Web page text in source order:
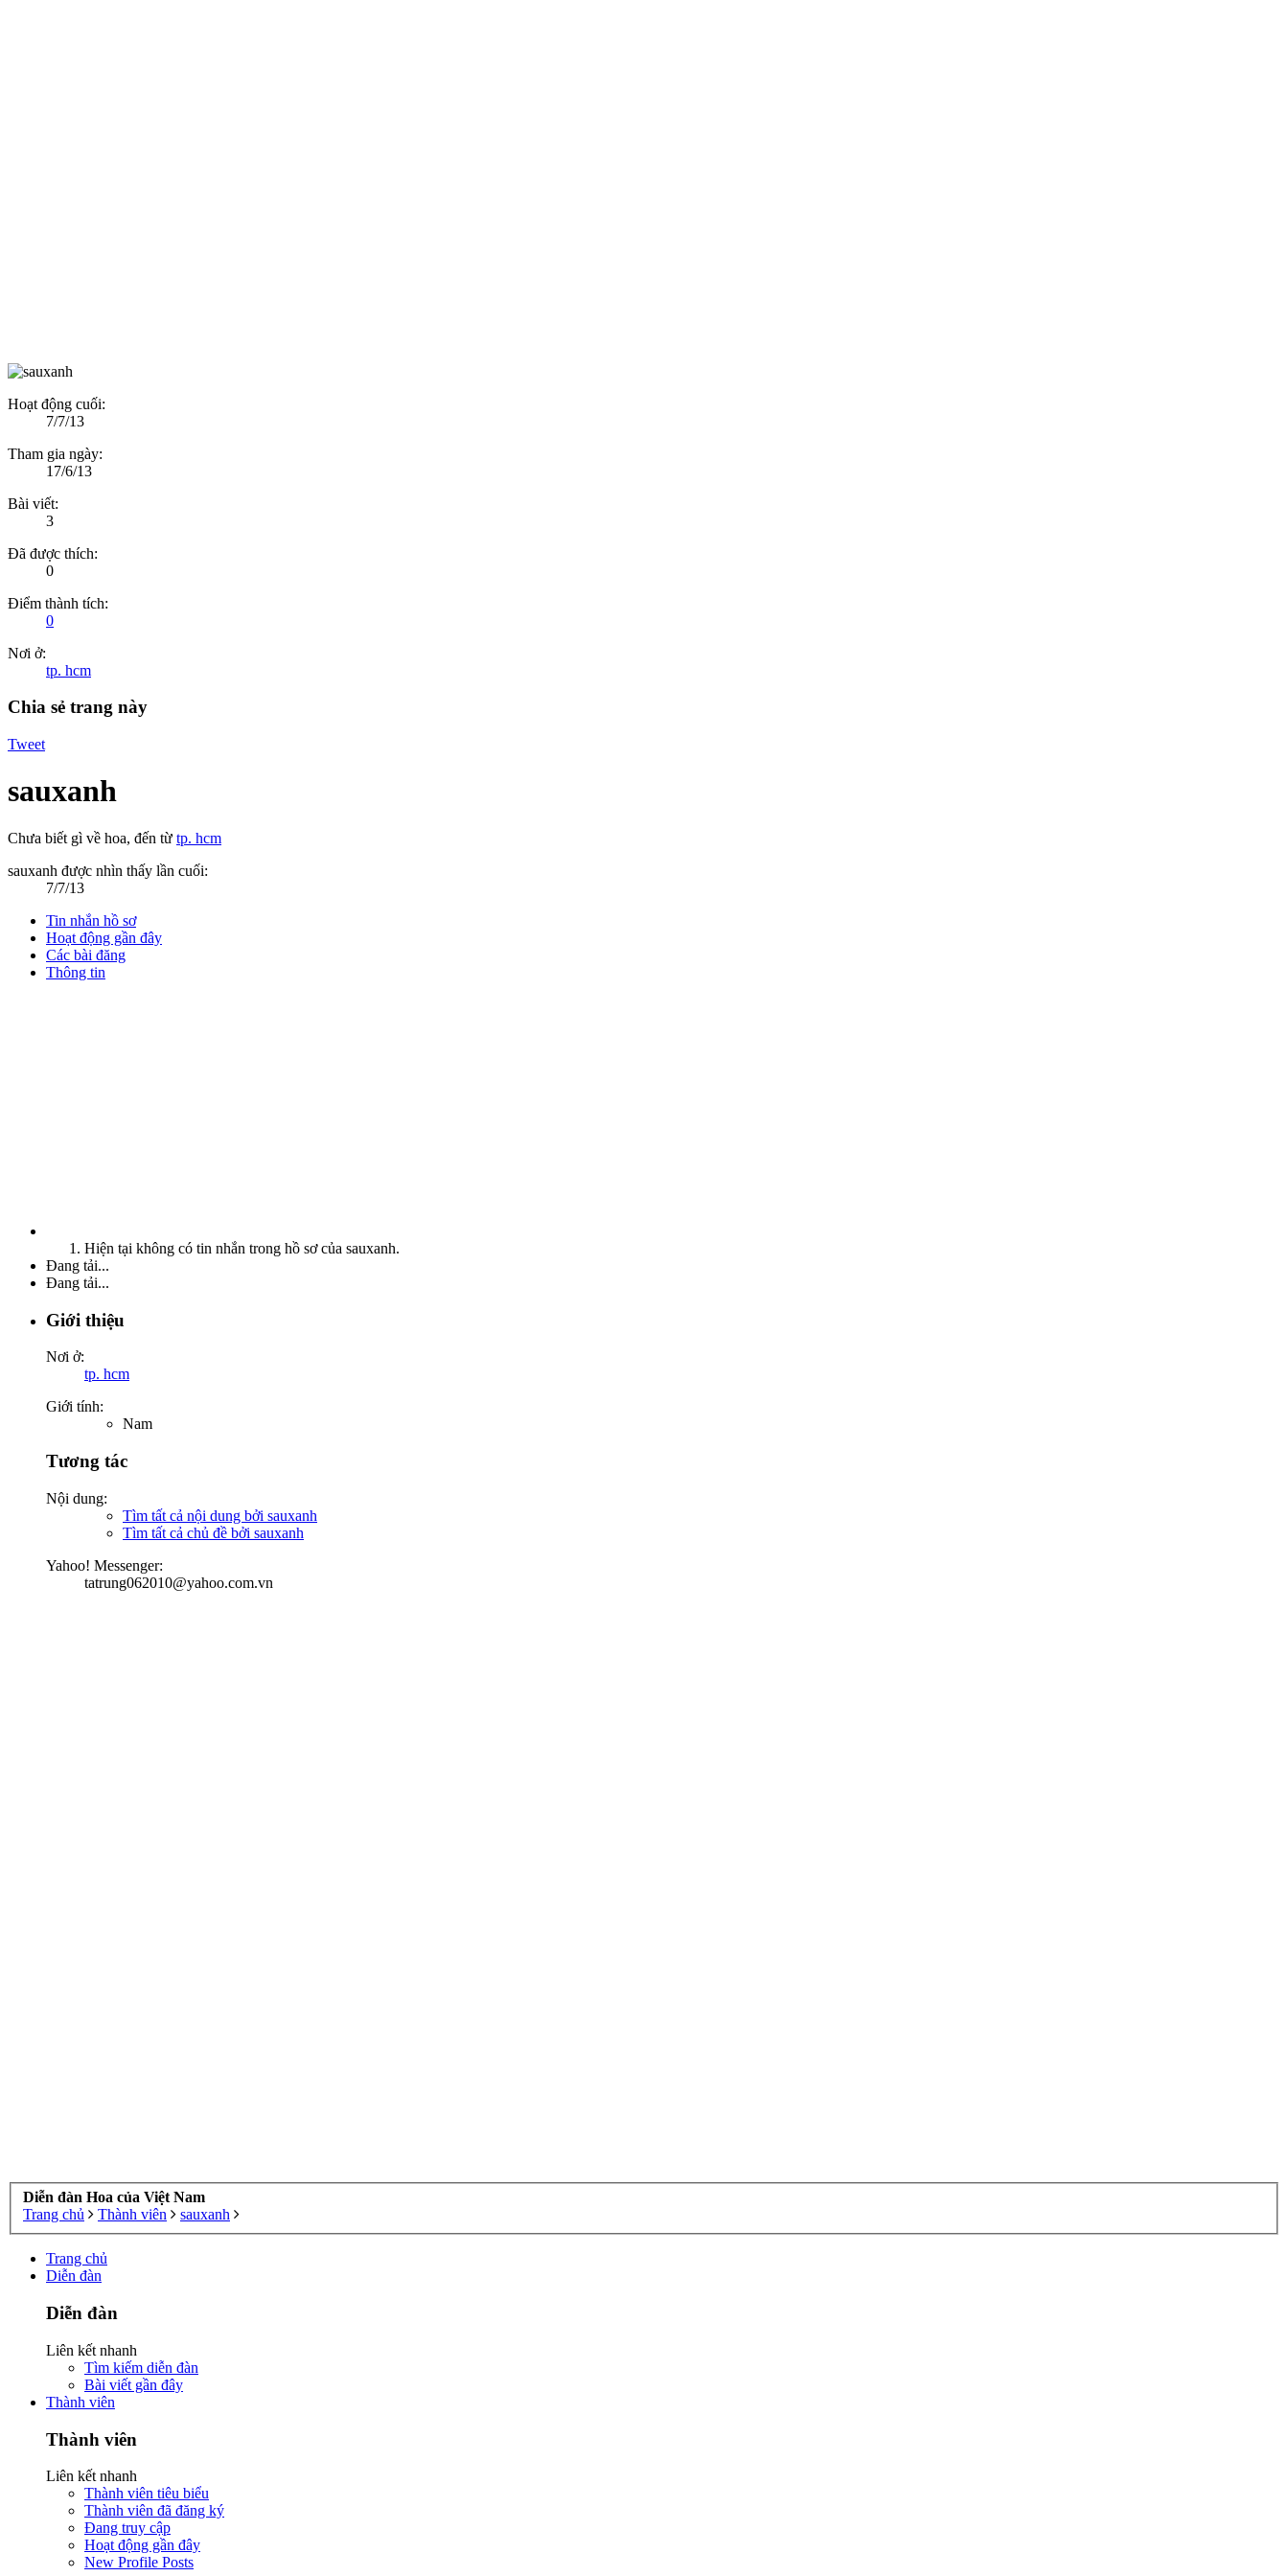
Hoạt động cuối:
7/7/13
Tham gia ngày:
17/6/13
Bài viết:
3
Đã được thích:
0
Điểm thành tích:
0
Nơi ở:
tp. hcm
Chia sẻ trang này
Tweet
sauxanh
Chưa biết gì về hoa, đến từ tp. hcm
sauxanh được nhìn thấy lần cuối:
7/7/13
Tin nhắn hồ sơ
Hoạt động gần đây
Các bài đăng
Thông tin
Hiện tại không có tin nhắn trong hồ sơ của sauxanh.
Đang tải...
Đang tải...
Giới thiệu
Nơi ở:
tp. hcm
Giới tính:
Nam
Tương tác
Nội dung:
Tìm tất cả nội dung bởi sauxanh
Tìm tất cả chủ đề bởi sauxanh
Yahoo! Messenger:
tatrung062010@yahoo.com.vn
Diễn đàn Hoa của Việt Nam
Trang chủ
Thành viên sauxanh
Trang chủ
Diễn đàn
Diễn đàn
Liên kết nhanh
Tìm kiếm diễn đàn
Bài viết gần đây
Thành viên
Thành viên
Liên kết nhanh
Thành viên tiêu biểu
Thành viên đã đăng ký
Đang truy cập
Hoạt động gần đây
New Profile Posts